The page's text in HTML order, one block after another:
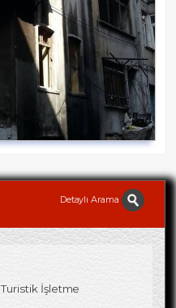
Detaylı Arama
Turistik İşletme